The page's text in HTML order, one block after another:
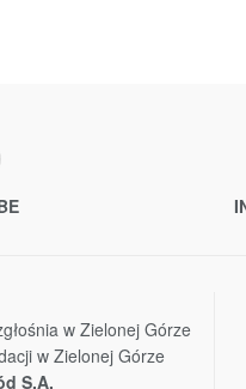
w Zielonej Górze
w Zielonej Górze
S.A.